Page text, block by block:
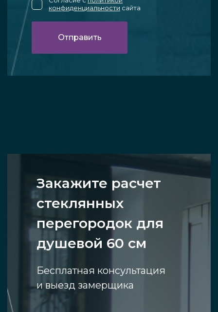
конфиденциальности сайта
Закажите расчет
стеклянных
перегородок для
душевой 60 см
Бесплатная консультация
и выезд замерщика